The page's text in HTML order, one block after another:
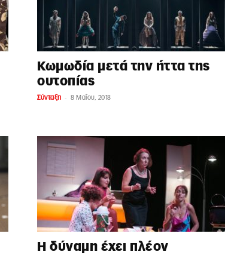
Κωμωδία μετά την ήττα της
ουτοπίας
Σύνταξη - 8 Μαΐου, 2018
Η δύναμη έχει πλέον